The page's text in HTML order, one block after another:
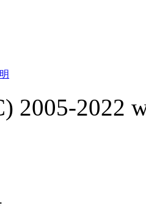
2005-2022